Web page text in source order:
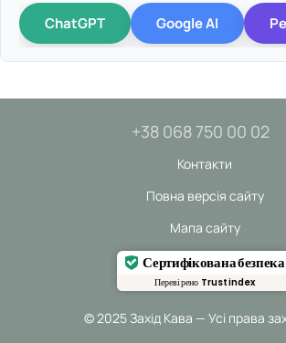
ChatGPT Google AI
+38 068 750 00 02
Контакти
Повна версія сайту
Мапа сайту
Сертифікована безпека
Перевірено Trustindex
© 2025 Захід Кава — Усі права